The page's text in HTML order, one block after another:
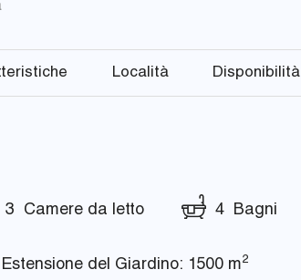
Località Disponibilità
3 Camere da letto 4 Bagni
Estensione del Giardino: 1500 m2